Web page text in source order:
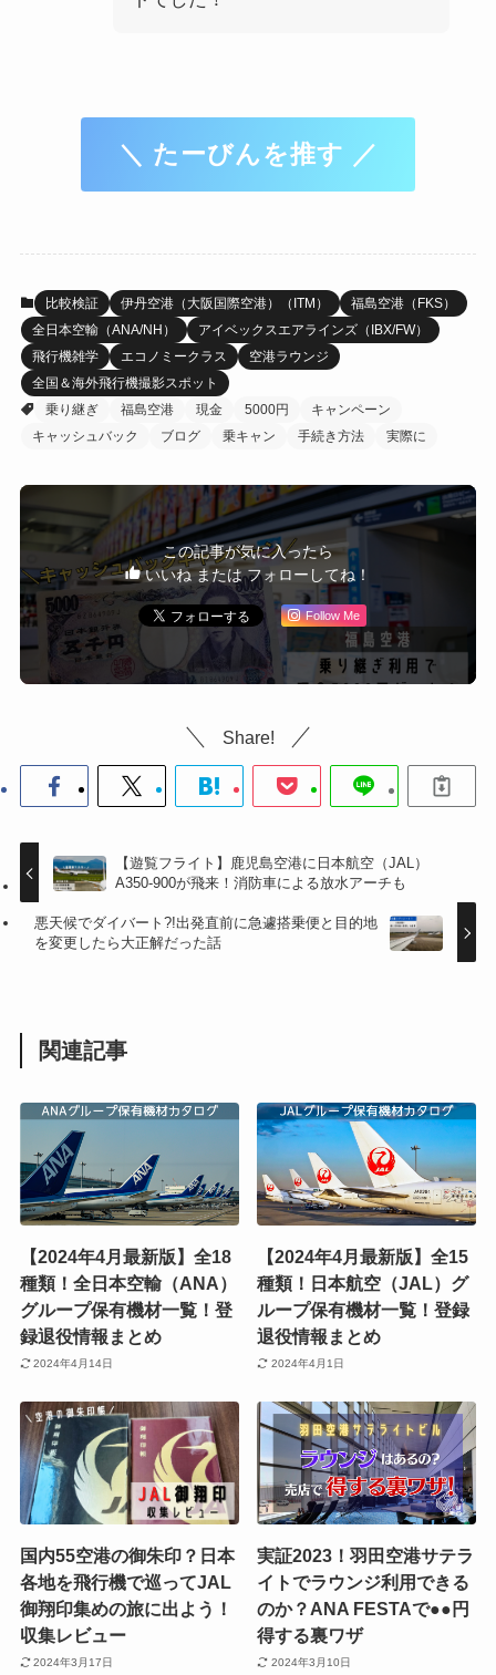
＼ たーびんを推す ／
比較検証 伊丹空港（大阪国際空港）（ITM）
福島空港（FKS）
全日本空輸（ANA/NH）
アイベックスエアラインズ（IBX/FW）
飛行機雑学
エコノミークラス
空港ラウンジ
全国＆海外飛行機撮影スポット
乗り継ぎ
福島空港 現金 5000円
キャンペーン
キャッシュバック
ブログ 乗キャン 手続き方法 実際に
この記事が気に入ったら
いいね または フォローしてね！
Follow Me
Share!
【遊覧フライト】鹿児島空港に日本航空（JAL）
A350-900が飛来！消防車による放水アーチも
悪天候でダイバート?!出発直前に急遽搭乗便と目的地
を変更したら大正解だった話
関連記事
【2024年4月最新版】全18
種類！全日本空輸（ANA）
グループ保有機材一覧！登
録退役情報まとめ
2024年4月14日
【2024年4月最新版】全15
種類！日本航空（JAL）グ
ループ保有機材一覧！登録
退役情報まとめ
2024年4月1日
国内55空港の御朱印？日本
各地を飛行機で巡ってJAL
御翔印集めの旅に出よう！
収集レビュー
2024年3月17日
実証2023！羽田空港サテラ
イトでラウンジ利用できる
のか？ANA FESTAで●●円
得する裏ワザ
2024年3月10日